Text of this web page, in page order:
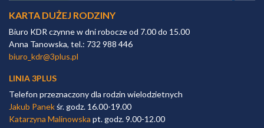
KARTA DUŻEJ RODZINY
Biuro KDR czynne w dni robocze od 7.00 do 15.00
Anna Tanowska, tel.: 732 988 446
biuro_kdr@3plus.pl
LINIA 3PLUS
Telefon przeznaczony dla rodzin wielodzietnych
Jakub Panekśr. godz. 16.00-19.00
Katarzyna Malinowska pt. godz. 9.00-12.00